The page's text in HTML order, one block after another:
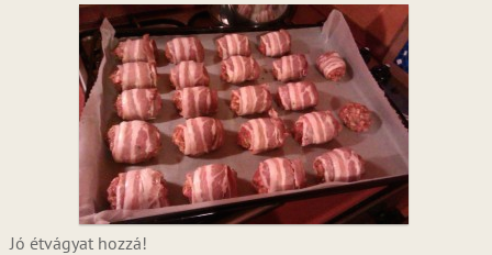
Jó étvágyat hozzá!